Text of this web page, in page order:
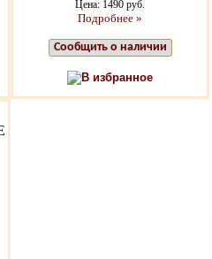
Цена: 1490 руб.
Подробнее »
Сообщить о наличии
В избранное